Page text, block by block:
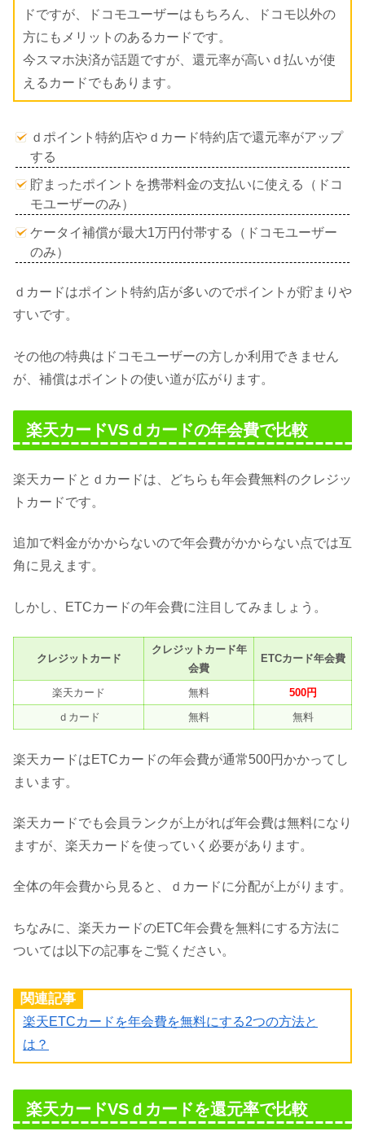
ドですが、ドコモユーザーはもちろん、ドコモ以外の
方にもメリットのあるカードです。
今スマホ決済が話題ですが、還元率が高いｄ払いが使
えるカードでもあります。
ｄポイント特約店やｄカード特約店で還元率がアップ
する
貯まったポイントを携帯料金の支払いに使える（ドコ
モユーザーのみ）
ケータイ補償が最大1万円付帯する（ドコモユーザー
のみ）
ｄカードはポイント特約店が多いのでポイントが貯まりや
すいです。
その他の特典はドコモユーザーの方しか利用できません
が、補償はポイントの使い道が広がります。
楽天カードVSｄカードの年会費で比較
楽天カードとｄカードは、どちらも年会費無料のクレジッ
トカードです。
追加で料金がかからないので年会費がかからない点では互
角に見えます。
しかし、ETCカードの年会費に注目してみましょう。
クレジットカード
クレジットカード年
会費
ETCカード年会費
楽天カード 無料
500円
ｄカード
無料 無料
楽天カードはETCカードの年会費が通常500円かかってし
まいます。
楽天カードでも会員ランクが上がれば年会費は無料になり
ますが、楽天カードを使っていく必要があります。
全体の年会費から見ると、ｄカードに分配が上がります。
ちなみに、楽天カードのETC年会費を無料にする方法に
ついては以下の記事をご覧ください。
関連記事
楽天ETCカードを年会費を無料にする2つの方法と
は？
楽天カードVSｄカードを還元率で比較